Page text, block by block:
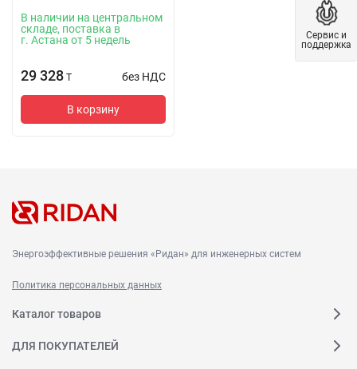
В наличии на центральном
складе, поставка в
г. Астана от 5 недель
29 328 T без НДС
В корзину
Энергоэффективные решения «Ридан» для инженерных систем
Политика персональных данных
Каталог товаров
ДЛЯ ПОКУПАТЕЛЕЙ
Сервис и
поддержка